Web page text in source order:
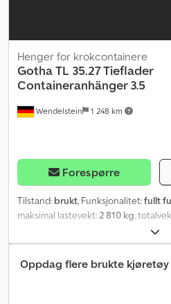
Wendelstein 1 248 km
Henger for krokcontainere
GothaTL 35.27 Tieflader
Containeranhänger 3.5
Forespørre
Tilstand: brukt, Funksjonalitet:fullt
maksimal lastevekt:2 810 kg,
,
lasteplassbredde:1 750 mm,
lengde:
4 900 mm , total bredde: 2
tilhengerbrems:
tilhenger med
Oppdag flere brukte kjøretøy